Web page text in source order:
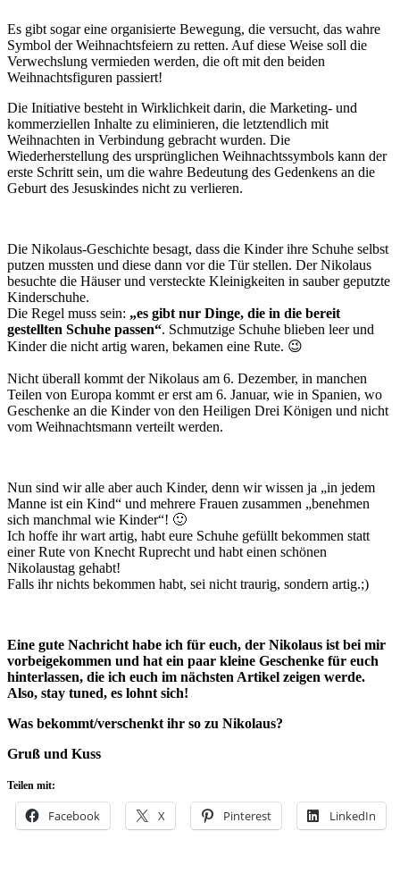
Es gibt sogar eine organisierte Bewegung, die versucht, das wahre
Symbol der Weihnachtsfeiern zu retten. Auf diese Weise soll die
Verwechslung vermieden werden, die oft mit den beiden
Weihnachtsfiguren passiert!
Die Initiative besteht in Wirklichkeit darin, die Marketing- und
kommerziellen Inhalte zu eliminieren, die letztendlich mit
Weihnachten in Verbindung gebracht wurden. Die
Wiederherstellung des ursprünglichen Weihnachtssymbols kann der
erste Schritt sein, um die wahre Bedeutung des Gedenkens an die
Geburt des Jesuskindes nicht zu verlieren.
Die Nikolaus-Geschichte besagt, dass die Kinder ihre Schuhe selbst
putzen mussten und diese dann vor die Tür stellen. Der Nikolaus
besuchte die Häuser und versteckte Kleinigkeiten in sauber geputzte
Kinderschuhe.
Die Regel muss sein: „es gibt nur Dinge, die in die bereit
gestellten Schuhe passen“. Schmutzige Schuhe blieben leer und
Kinder die nicht artig waren, bekamen eine Rute. 😉
Nicht überall kommt der Nikolaus am 6. Dezember, in manchen
Teilen von Europa kommt er erst am 6. Januar, wie in Spanien, wo
Geschenke an die Kinder von den Heiligen Drei Königen und nicht
vom Weihnachtsmann verteilt werden.
Nun sind wir alle aber auch Kinder, denn wir wissen ja „in jedem
Manne ist ein Kind“ und mehrere Frauen zusammen „benehmen
sich manchmal wie Kinder“! 🙂
Ich hoffe ihr wart artig, habt eure Schuhe gefüllt bekommen statt
einer Rute von Knecht Ruprecht und habt einen schönen
Nikolaustag gehabt!
Falls ihr nichts bekommen habt, sei nicht traurig, sondern artig.;)
Eine gute Nachricht habe ich für euch, der Nikolaus ist bei mir
vorbeigekommen und hat ein paar kleine Geschenke für euch
hinterlassen, die ich euch im nächsten Artikel zeigen werde.
Also, stay tuned, es lohnt sich!
Was bekommt/verschenkt ihr so zu Nikolaus?
Gruß und Kuss
Teilen mit:
Facebook X Pinterest LinkedIn